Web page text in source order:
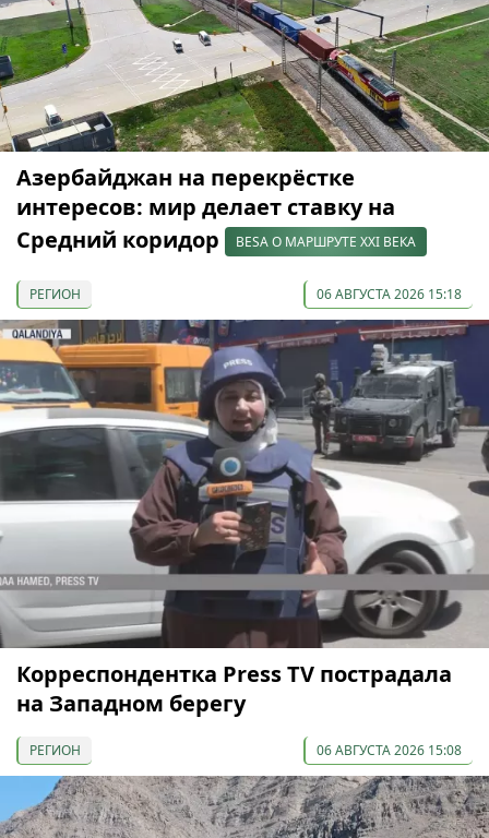
Азербайджан на перекрёстке
интересов: мир делает ставку на
Средний коридор
BESA О МАРШРУТЕ XXI ВЕКА
РЕГИОН 06 АВГУСТА 2026 15:18
Корреспондентка Press TV пострадала
на Западном берегу
РЕГИОН 06 АВГУСТА 2026 15:08